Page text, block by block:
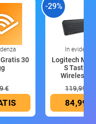
30
€
-29%
In evidenza
Logitech MX
S Tastiera
Wireless
119,99 €
84,99 €